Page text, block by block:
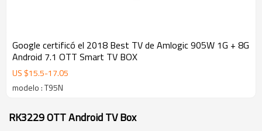
Google certificó el 2018 Best TV de Amlogic 905W 1G + 8G
Android 7.1 OTT Smart TV BOX
US $15.5-17.05
modelo : T95N
RK3229 OTT Android TV Box